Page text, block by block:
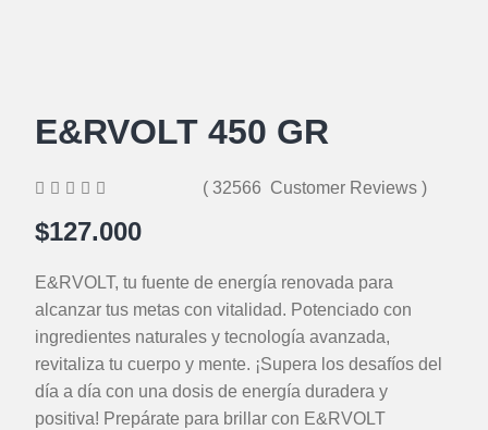
E&RVOLT 450 GR
     ( 32566 Customer Reviews )
$127.000
E&RVOLT, tu fuente de energía renovada para
alcanzar tus metas con vitalidad. Potenciado con
ingredientes naturales y tecnología avanzada,
revitaliza tu cuerpo y mente. ¡Supera los desafíos del
día a día con una dosis de energía duradera y
positiva! Prepárate para brillar con E&RVOLT